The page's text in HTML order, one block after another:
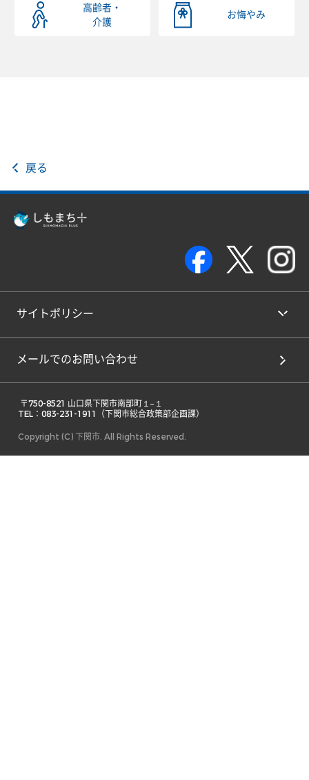
高齢者・
介護
お悔やみ
戻る
サイトポリシー
メールでのお問い合わせ
TEL：083-231-1911（下関市総合政策部企画課）
Copyright (C) 下関市. All Rights Reserved.